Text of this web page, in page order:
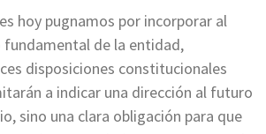
hoy pugnamos por incorporar al
de la entidad,
disposiciones constitucionales
a indicar una dirección al futuro
sino una clara obligación para que